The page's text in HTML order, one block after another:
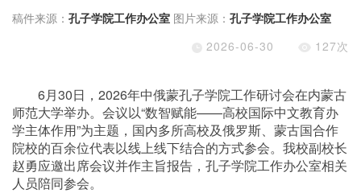
稿件来源： 孔子学院工作办公室 图片来源： 孔子学院工作办公室
2026-06-30
127次
6月30日，2026年中俄蒙孔子学院工作研讨会在内蒙古
师范大学举办。会议以“数智赋能——高校国际中文教育办
学主体作用”为主题，国内多所高校及俄罗斯、蒙古国合作
院校的百余位代表以线上线下结合的方式参会。我校副校长
赵勇应邀出席会议并作主旨报告，孔子学院工作办公室相关
人员陪同参会。